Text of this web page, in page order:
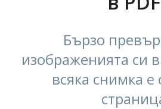
Бързо
изображенията си
всяка снимка е